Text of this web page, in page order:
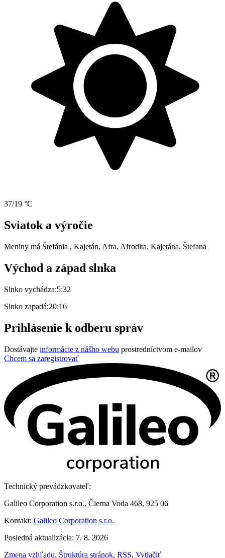
37/19 °C
Sviatok a výročie
Meniny má Štefánia , Kajetán, Afra, Afrodita, Kajetána, Štefana
Východ a západ slnka
Slnko vychádza:5:32
Slnko zapadá:20:16
Prihlásenie k odberu správ
Dostávajte informácie z nášho webu prostredníctvom e-mailov
Chcem sa zaregistrovať
Technický prevádzkovateľ:
Galileo Corporation s.r.o., Čierna Voda 468, 925 06
Kontakt: Galileo Corporation s.r.o.
Posledná aktualizácia: 7. 8. 2026
Zmena vzhľadu, Štruktúra stránok, RSS, Vytlačiť